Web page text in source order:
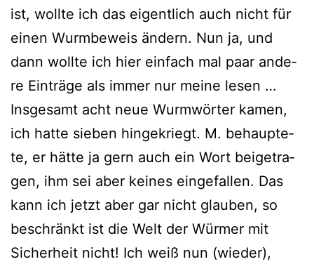
ist, woll­te ich das eigent­lich auch nicht für
einen Wurmbeweis ändern. Nun ja, und
dann woll­te ich hier ein­fach mal paar ande­
re Einträge als immer nur mei­ne lesen …
Insgesamt acht neue Wurmwörter kamen,
ich hat­te sie­ben hin­ge­kriegt. M. behaup­te­
te, er hät­te ja gern auch ein Wort bei­getra­
gen, ihm sei aber kei­nes ein­ge­fal­len. Das
kann ich jetzt aber gar nicht glau­ben, so
beschränkt ist die Welt der Würmer mit
Sicherheit nicht! Ich weiß nun (wie­der),